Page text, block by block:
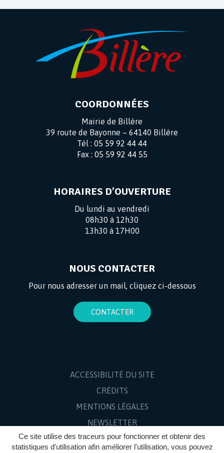
Ce site utilise des traceurs pour fonctionner et obtenir des
statistiques d'utilisation afin améliorer l'utilisation, vous pouvez
COORDONNÉES
Mairie de Billère
39 route de Bayonne – 64140 Billère
Tél : 05 59 92 44 44
Fax : 05 59 92 44 55
HORAIRES D’OUVERTURE
Du lundi au vendredi
08h30 à 12h30
13h30 à 17H00
NOUS CONTACTER
Pour nous adresser un mail, cliquez ci-dessous
CONTACTER
ACCESSIBILITÉ DU SITE
CRÉDITS
MENTIONS LÉGALES
NEWSLETTER
PLAN DU SITE